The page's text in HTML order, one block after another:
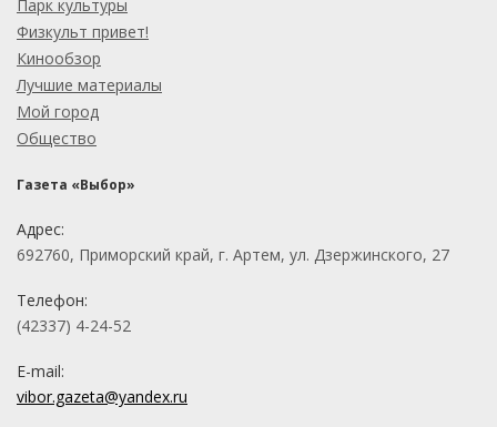
Парк культуры
Физкульт привет!
Кинообзор
Лучшие материалы
Мой город
Общество
Газета «Выбор»
Адрес:
692760, Приморский край, г. Артем, ул. Дзержинского, 27
Телефон:
(42337) 4-24-52
E-mail:
vibor.gazeta@yandex.ru